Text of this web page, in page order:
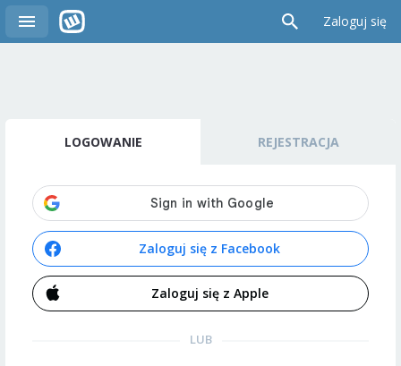
Zaloguj się
LOGOWANIE REJESTRACJA
Zaloguj się z Facebook
Zaloguj się z Apple
LUB